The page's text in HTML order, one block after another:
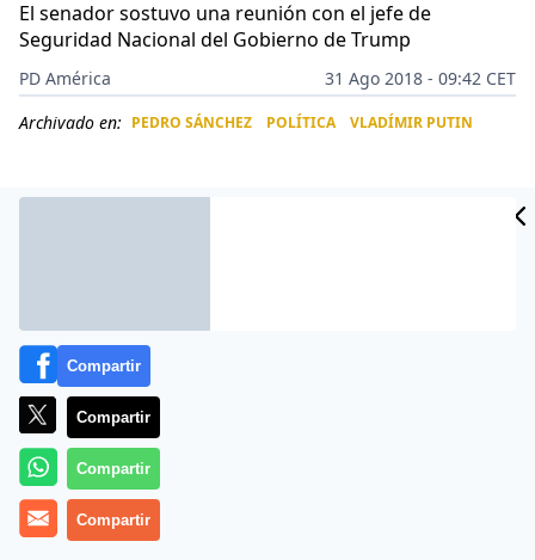
El senador sostuvo una reunión con el jefe de
Seguridad Nacional del Gobierno de Trump
PD América
31 Ago 2018 - 09:42 CET
Archivado en: PEDRO SÁNCHEZ POLÍTICA VLADÍMIR PUTIN
Más información
Compartir
Compartir
Compartir
Compartir